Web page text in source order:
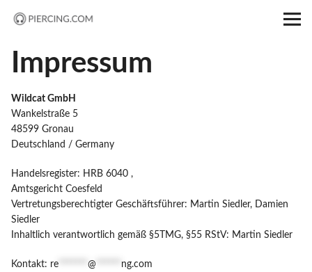
PIERCING.COM
Startseite
Shop
Piercing ABC
Forum
Magazin
Impressum
Wildcat GmbH
Wankelstraße 5
48599 Gronau
Deutschland / Germany
Handelsregister: HRB 6040 ,
Amtsgericht Coesfeld
Vertretungsberechtigter Geschäftsführer: Martin Siedler, Damien
Siedler
Inhaltlich verantwortlich gemäß §5TMG, §55 RStV: Martin Siedler
Kontakt: re *******@ ng.com